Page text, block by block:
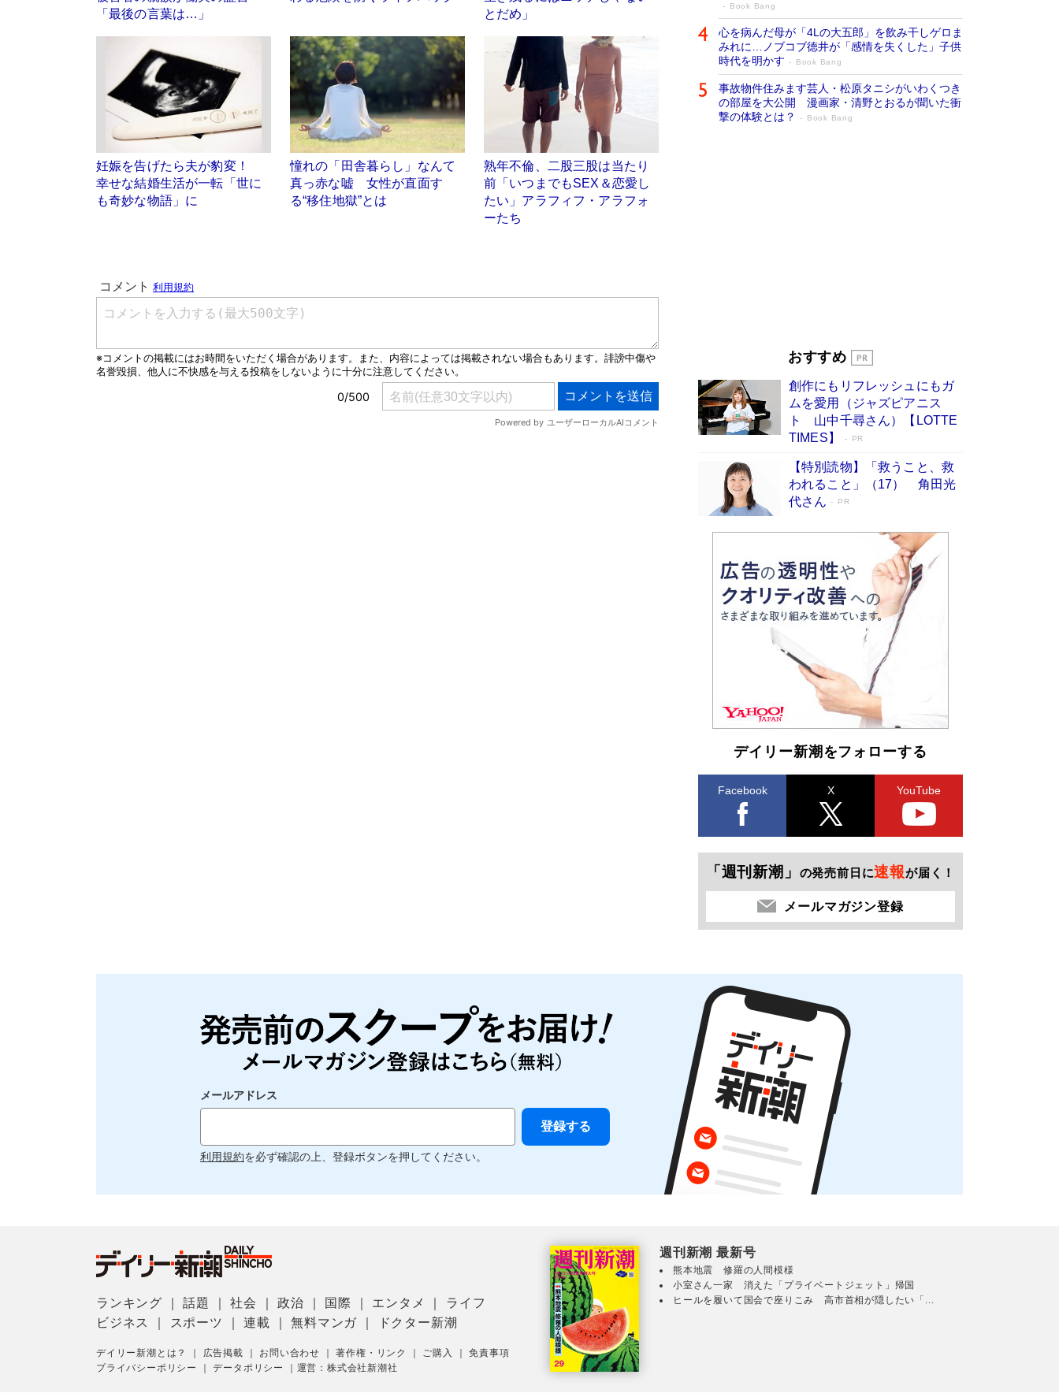
「最後の言葉は…」
とだめ」
妊娠を告げたら夫が豹変！
幸せな結婚生活が一転「世に
も奇妙な物語」に
憧れの「田舎暮らし」なんて
真っ赤な嘘 女性が直面す
る“移住地獄”とは
熟年不倫、二股三股は当たり
前「いつまでもSEX＆恋愛し
たい」アラフィフ・アラフォ
ーたち
Book Bang
心を病んだ母が「4Lの大五郎」を飲み干しゲロま
みれに…ノブコブ徳井が「感情を失くした」子供
時代を明かす
Book Bang
事故物件住みます芸人・松原タニシがいわくつき
の部屋を大公開 漫画家・清野とおるが聞いた衝
撃の体験とは？
Book Bang
占 上半期1位にも選出［新書ベストセラー］
Book Bang
おすすめ
創作にもリフレッシュにもガ
ムを愛用（ジャズピアニス
ト 山中千尋さん）【LOTTE
TIMES】
PR
【特別読物】「救うこと、救
われること」（17） 角田光
代さん
PR
デイリー新潮をフォローする
Facebook X YouTube
「週刊新潮」 の発売前日に速報が届く！
メールマガジン登録
メールアドレス
利用規約を必ず確認の上、登録ボタンを押してください。
ランキング ｜話題 ｜社会 ｜政治 国際 エンタメ
ライフ
ビジネス
スポーツ ｜連載 ｜無料マンガ ドクター新潮
デイリー新潮とは？ 広告掲載 お問い合わせ ｜著作権・リンク ご購入 ｜免責事項
プライバシーポリシー
｜データポリシー 運営：株式会社新潮社
週刊新潮 最新号
熊本地震 修羅の人間模様
小室さん一家 消えた「プライベートジェット」帰国
ヒールを履いて国会で座りこみ 高市首相が隠したい「...